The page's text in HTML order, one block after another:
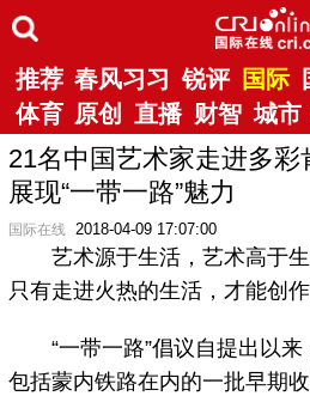
推荐 春风习习 锐评 国际
体育 原创 直播 财智 城市
21名中国艺术家走进多
展现“一带一路”魅力
国际在线 2018-04-09 17:07:00
艺术源于生活，艺术高于生
只有走进火热的生活，才能创
“一带一路”倡议自提出以来
包括蒙内铁路在内的一批早期